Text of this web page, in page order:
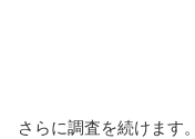
さらに調査を続けます。